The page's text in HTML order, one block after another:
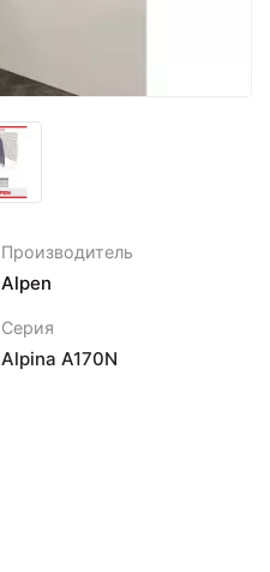
Производитель
Alpen
Серия
Alpina A170N